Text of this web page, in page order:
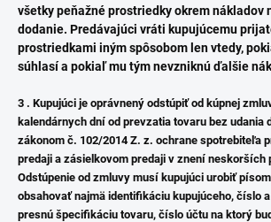
všetky peňažné prostriedky okrem nákladov
dodanie. Predávajúci vráti kupujúcemu
prostriedkami iným spôsobom len vtedy,
súhlasí a pokiaľ mu tým nevzniknú ďalšie
3 . Kupujúci je oprávnený odstúpiť od kúpnej
kalendárnych dní od prevzatia tovaru bez udania
zákonom č. 102/2014 Z. z. ochrane spotrebiteľa
predaji a zásielkovom predaji v znení neskorších
Odstúpenie od zmluvy musí kupujúci urobiť
obsahovať najmä identifikáciu kupujúceho, číslo
presnú špecifikáciu tovaru, číslo účtu na ktorý